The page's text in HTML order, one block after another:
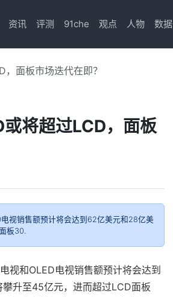
资讯 评测 91che 观点 人物 数据
面板市场迭代在即？
将超过LCD，面板
视销售额预计将会达到62亿美元和28亿美
板30.
视和OLED电视销售额预计将会达到
升至45亿元，进而超过LCD面板